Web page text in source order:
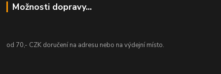
Možnosti dopravy...
od 70,- CZK doručení na adresu nebo na výdejní místo.